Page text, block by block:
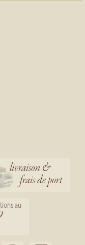
livraison &
frais de port
au